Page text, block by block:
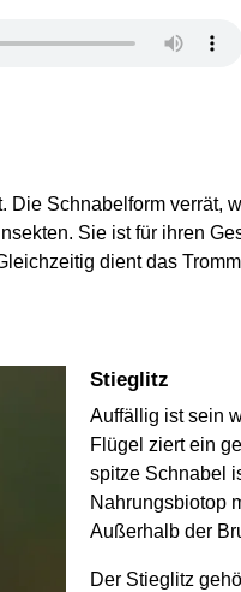
Schnabelform verrät,
Sie ist für ihren
dient das
Stieglitz
Auffällig ist sein
Flügel ziert ein
spitze Schnabel
Nahrungsbiotop
Außerhalb der
Der Stieglitz